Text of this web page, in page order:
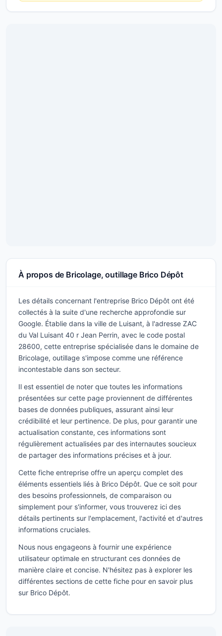
À propos de Bricolage, outillage Brico Dépôt
Les détails concernant l'entreprise Brico Dépôt ont été
collectés à la suite d'une recherche approfondie sur
Google. Établie dans la ville de Luisant, à l'adresse ZAC
du Val Luisant 40 r Jean Perrin, avec le code postal
28600, cette entreprise spécialisée dans le domaine de
Bricolage, outillage s'impose comme une référence
incontestable dans son secteur.
Il est essentiel de noter que toutes les informations
présentées sur cette page proviennent de différentes
bases de données publiques, assurant ainsi leur
crédibilité et leur pertinence. De plus, pour garantir une
actualisation constante, ces informations sont
régulièrement actualisées par des internautes soucieux
de partager des informations précises et à jour.
Cette fiche entreprise offre un aperçu complet des
éléments essentiels liés à Brico Dépôt. Que ce soit pour
des besoins professionnels, de comparaison ou
simplement pour s'informer, vous trouverez ici des
détails pertinents sur l'emplacement, l'activité et d'autres
informations cruciales.
Nous nous engageons à fournir une expérience
utilisateur optimale en structurant ces données de
manière claire et concise. N'hésitez pas à explorer les
différentes sections de cette fiche pour en savoir plus
sur Brico Dépôt.